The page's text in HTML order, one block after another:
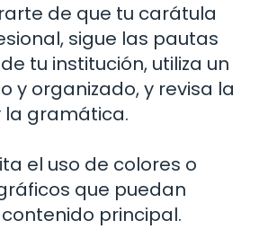
de que tu carátula
sigue las pautas
tu institución, utiliza un
y organizado, y revisa la
gramática.
el uso de colores o
que puedan
principal.